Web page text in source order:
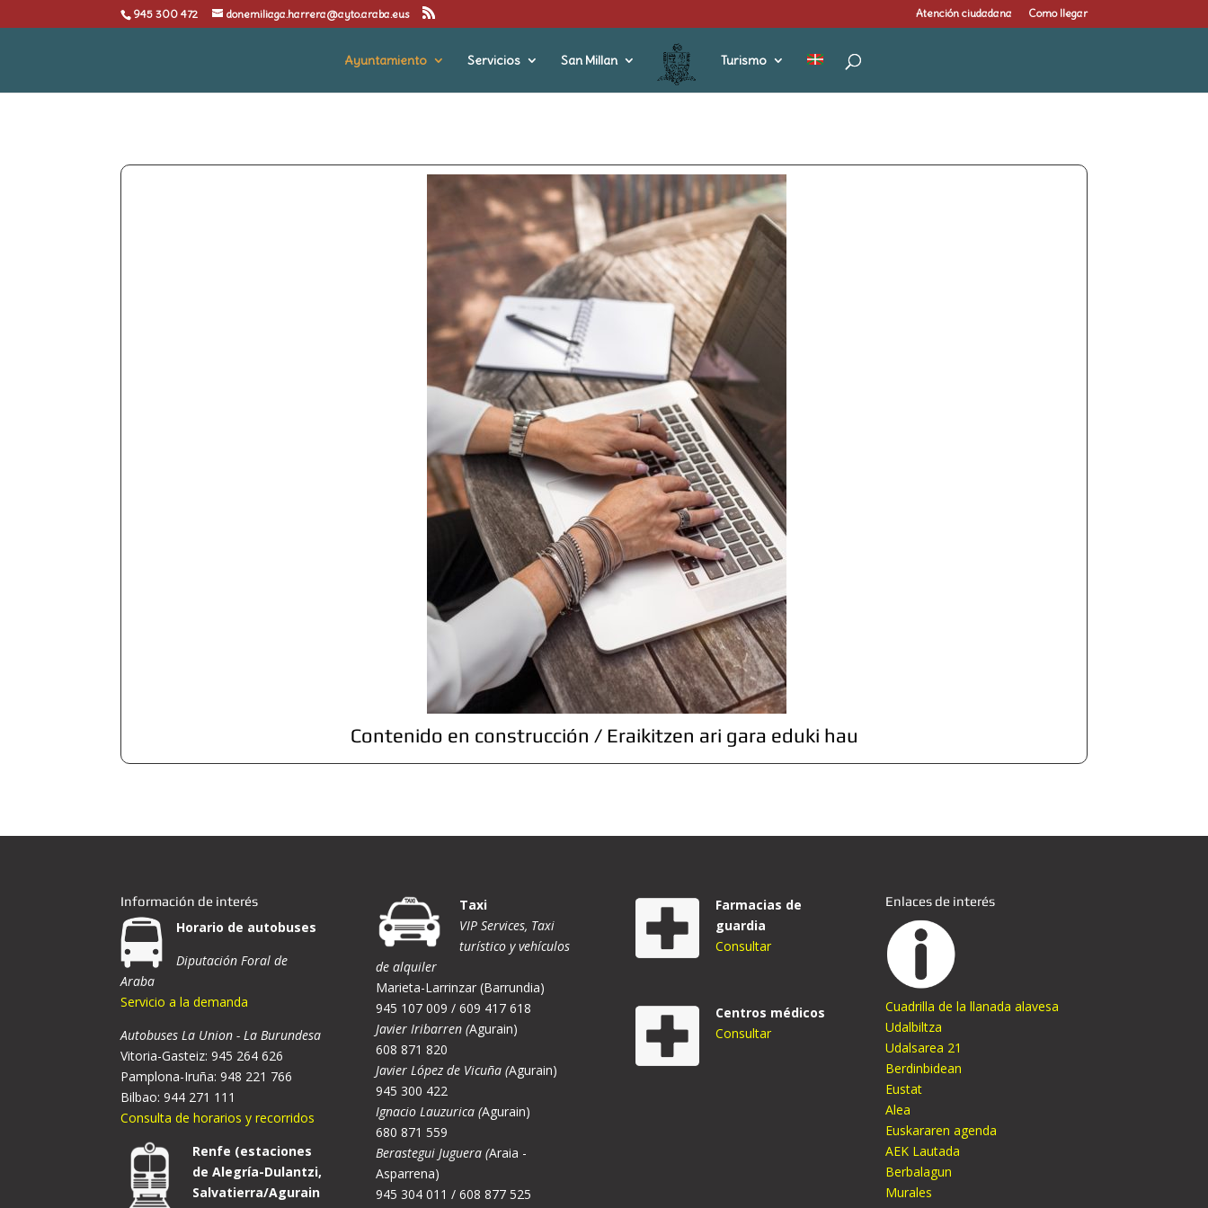
945 300 472 donemiliaga.harrera@ayto.araba.eus Atención ciudadana Como llegar
Ayuntamiento Servicios San Millan Turismo
Contenido en construcción / Eraikitzen ari gara eduki hau
Información de interés
Horario de autobuses
Diputación Foral de
Araba
Servicio a la demanda
Autobuses La Union - La Burundesa
Vitoria-Gasteiz: 945 264 626
Pamplona-Iruña: 948 221 766
Bilbao: 944 271 111
Consulta de horarios y recorridos
Renfe (estaciones
de Alegría-Dulantzi,
Salvatierra/Agurain
Taxi
VIP Services, Taxi
turístico y vehículos
de alquiler
Marieta-Larrinzar (Barrundia)
945 107 009 / 609 417 618
Javier Iribarren (Agurain)
608 871 820
Javier López de Vicuña (Agurain)
945 300 422
Ignacio Lauzurica (Agurain)
680 871 559
Berastegui Juguera (Araia -
Asparrena)
945 304 011 / 608 877 525
Farmacias de
guardia
Consultar
Centros médicos
Consultar
Enlaces de interés
Cuadrilla de la llanada alavesa
Udalbiltza
Udalsarea 21
Berdinbidean
Eustat
Alea
Euskararen agenda
AEK Lautada
Berbalagun
Murales